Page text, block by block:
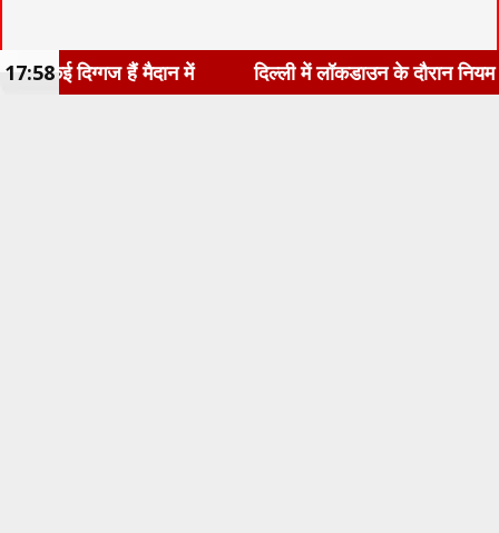
दिल्ली में लॉकडाउन के दौरान नियम तोड़ने वालों पर पुलिस सख्त,
17:58